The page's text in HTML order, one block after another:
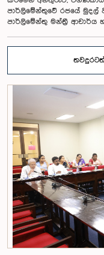
පාර්ලිමේන්තුවේ රජයේ
පාර්ලිමේන්තු මන්ත්‍රී ආචාර්ය
බස්නායක, එම්.කේ.එම්.
යන මහත්ම මහත්මීන්ගේ
පාර්ලිමේන්තුවේදී පසුගියදා
සමාජවාදී ජනරජයේ
විගණකාධිපති ධුරයේ වැටුප්
අවධානයට යොමු කර
අධීක්ෂණය හා විගණන
ගනිමින් වැටුප් මට්ටම
විසින් අදහස් හා යෝජනා
ව්‍යවස්ථාව ප්‍රකාරව
රාජ්‍ය වැටුප් පරිමාණයෙන්
විශේෂ සැලකිල්ලක් යොමු
කාරක සභාව පවසා
විගණකාධිපතිවරුන්ගේ
නිලධාරීන් විසින් පවසන ලදී.
කොමිෂන් සභාවෙන් තිරණය
බවත් නිලධාරීහු සදහන්
මට්ටම අනුමත කළ ද, එම
සැලකිල්ලට ගනිමින් වැටුප